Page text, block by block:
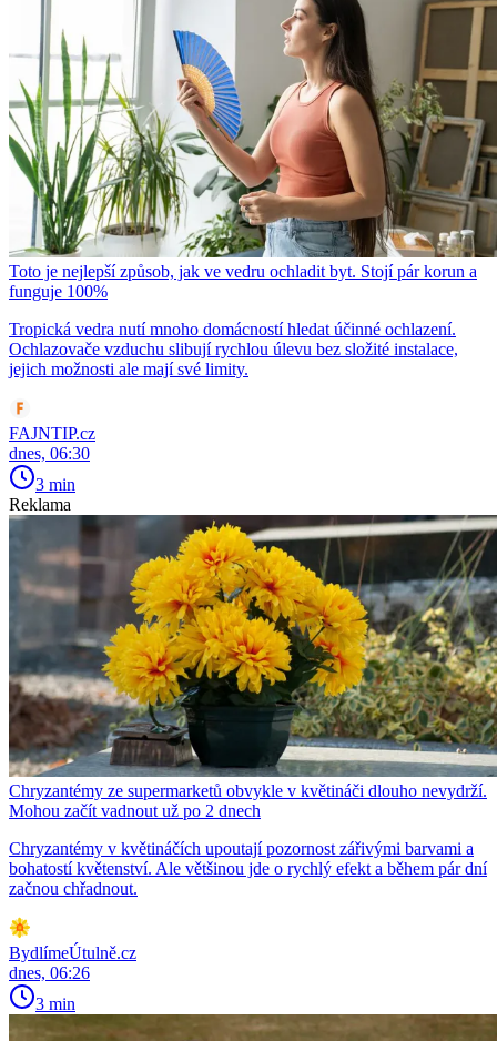
Toto je nejlepší způsob, jak ve vedru ochladit byt. Stojí pár korun a
funguje 100%
Tropická vedra nutí mnoho domácností hledat účinné ochlazení.
Ochlazovače vzduchu slibují rychlou úlevu bez složité instalace,
jejich možnosti ale mají své limity.
FAJNTIP.cz
dnes, 06:30
3 min
Reklama
Chryzantémy ze supermarketů obvykle v květináči dlouho nevydrží.
Mohou začít vadnout už po 2 dnech
Chryzantémy v květináčích upoutají pozornost zářivými barvami a
bohatostí květenství. Ale většinou jde o rychlý efekt a během pár dní
začnou chřadnout.
BydlímeÚtulně.cz
dnes, 06:26
3 min